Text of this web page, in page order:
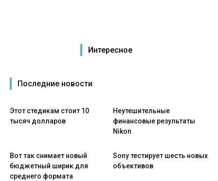
Интересное
Последние новости
Этот стедикам стоит 10
тысяч долларов
Неутешительные
финансовые результаты
Nikon
Вот так снимает новый
бюджетный ширик для
среднего формата
Sony тестирует шесть новых
объективов